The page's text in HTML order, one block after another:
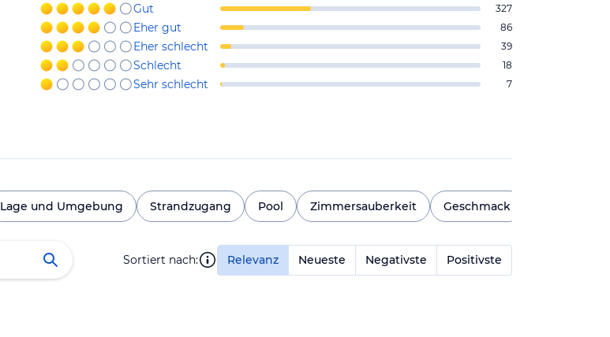
Gut 327
Eher gut 86
Eher schlecht 39
Schlecht 18
Sehr schlecht 7
Lage und Umgebung Strandzugang Pool Zimmersauberkeit Geschmack
Sortiert nach: Relevanz Neueste Negativste Positivste